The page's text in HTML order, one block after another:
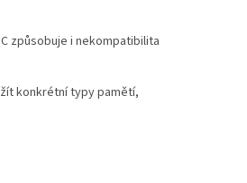
způsobuje i nekompatibilita
konkrétní typy pamětí,